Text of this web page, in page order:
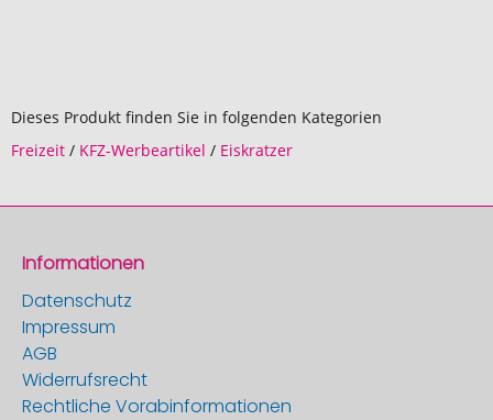
Dieses Produkt finden Sie in folgenden Kategorien
Freizeit / KFZ-Werbeartikel / Eiskratzer
Informationen
Datenschutz
Impressum
AGB
Widerrufsrecht
Rechtliche Vorabinformationen